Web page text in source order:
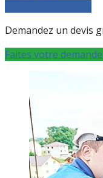
Demandez un devis
Faites votre demande